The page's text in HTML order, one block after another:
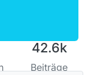
42.6k
Beiträge